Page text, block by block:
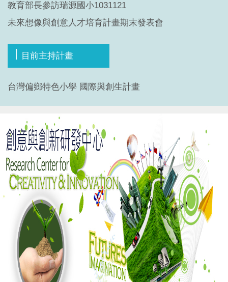
教育部長參訪瑞源國小1031121
未來想像與創意人才培育計畫期末發表會
目前主持計畫
台灣偏鄉特色小學 國際與創生計畫